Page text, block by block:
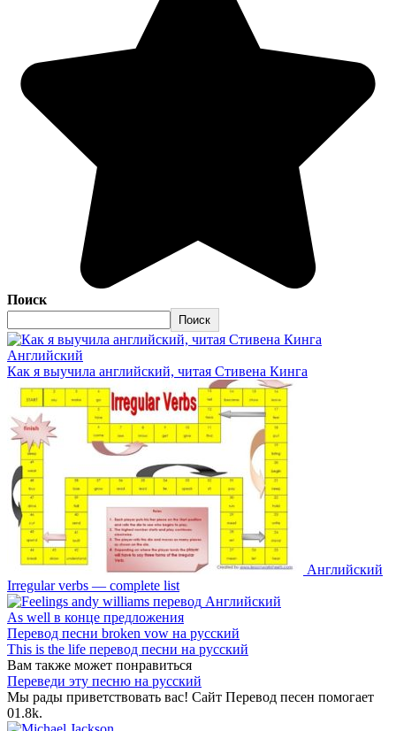
Поиск
Поиск
Английский
Как я выучила английский, читая Стивена Кинга
Английский
Irregular verbs — complete list
Английский
As well в конце предложения
Перевод песни broken vow на русский
This is the life перевод песни на русский
Вам также может понравиться
Переведи эту песню на русский
Мы рады приветствовать вас! Сайт Перевод песен помогает
01.8k.